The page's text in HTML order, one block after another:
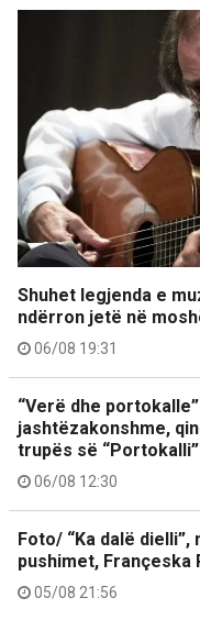
Shuhet legjenda e
ndërron jetë në
06/08 19:31
“Verë dhe
jashtëzakonshme,
trupës së “Portokalli”
06/08 12:30
Foto/ “Ka dalë
pushimet, Françeska
05/08 21:56